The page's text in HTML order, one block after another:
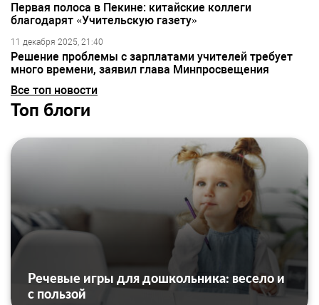
Первая полоса в Пекине: китайские коллеги
благодарят «Учительскую газету»
11 декабря 2025, 21:40
Решение проблемы с зарплатами учителей требует
много времени, заявил глава Минпросвещения
Все топ новости
Топ блоги
Речевые игры для дошкольника: весело и
с пользой